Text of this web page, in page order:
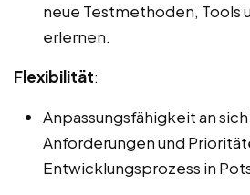
neue Testmethoden, Tools
erlernen.
Flexibilität:
Anpassungsfähigkeit an
Anforderungen und
Entwicklungsprozess in